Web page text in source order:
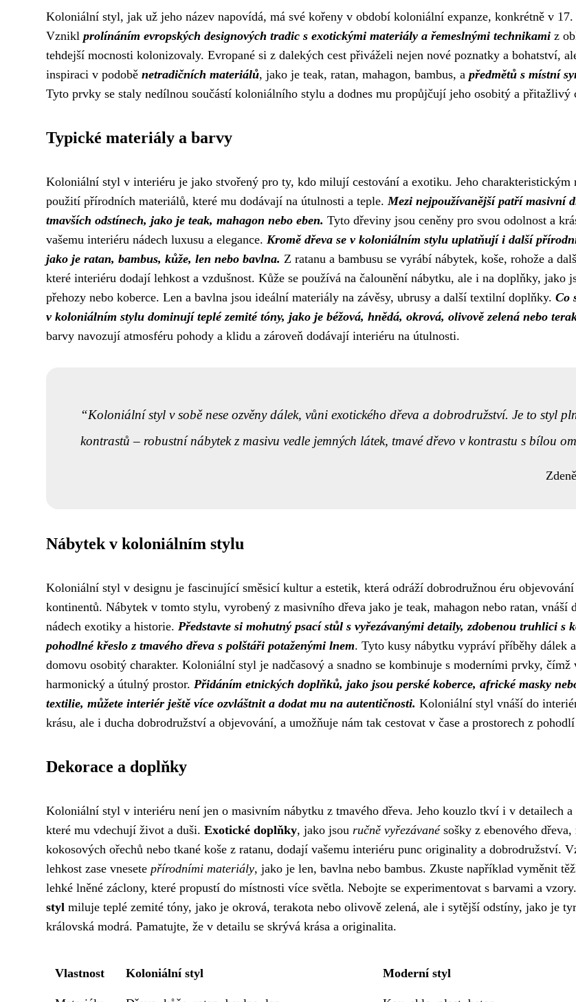
Koloniální styl, jak už jeho název napovídá, má své kořeny v období koloniální expanze, konkrétně v
Vznikl prolínáním evropských designových tradic s exotickými materiály a řemeslnými technikami z
tehdejší mocnosti kolonizovaly. Evropané si z dalekých cest přiváželi nejen nové poznatky a bohatství,
inspiraci v podobě netradičních materiálů, jako je teak, ratan, mahagon, bambus, a předmětů s místní
Tyto prvky se staly nedílnou součástí koloniálního stylu a dodnes mu propůjčují jeho osobitý a přitažlivý
Typické materiály a barvy
Koloniální styl v interiéru je jako stvořený pro ty, kdo milují cestování a exotiku. Jeho charakteristickým
použití přírodních materiálů, které mu dodávají na útulnosti a teple.Mezi nejpoužívanější patří masivní
tmavších odstínech, jako je teak, mahagon nebo eben. Tyto dřeviny jsou ceněny pro svou odolnost a
vašemu interiéru nádech luxusu a elegance. Kromě dřeva se v koloniálním stylu uplatňují i další
jako je ratan, bambus, kůže, len nebo bavlna. Z ratanu a bambusu se vyrábí nábytek, koše, rohože a
které interiéru dodají lehkost a vzdušnost. Kůže se používá na čalounění nábytku, ale i na doplňky, jako
přehozy nebo koberce. Len a bavlna jsou ideální materiály na závěsy, ubrusy a další textilní doplňky. Co
v koloniálním stylu dominují teplé zemité tóny, jako je béžová, hnědá, okrová, olivově zelená nebo
barvy navozují atmosféru pohody a klidu a zároveň dodávají interiéru na útulnosti.
Koloniální styl v sobě nese ozvěny dálek, vůni exotického dřeva a dobrodružství. Je to styl
kontrastů – robustní nábytek z masivu vedle jemných látek, tmavé dřevo v kontrastu s bílou
Nábytek v koloniálním stylu
Koloniální styl v designu je fascinující směsicí kultur a estetik, která odráží dobrodružnou éru
kontinentů. Nábytek v tomto stylu, vyrobený z masivního dřeva jako je teak, mahagon nebo ratan, vnáší
nádech exotiky a historie. Představte si mohutný psací stůl s vyřezávanými detaily, zdobenou truhlici s
pohodlné křeslo z tmavého dřeva s polštáři potaženými lnem. Tyto kusy nábytku vypráví příběhy dálek
domovu osobitý charakter. Koloniální styl je nadčasový a snadno se kombinuje s moderními prvky, čímž
harmonický a útulný prostor. Přidáním etnických doplňků, jako jsou perské koberce, africké masky
textilie, můžete interiér ještě více ozvláštnit a dodat mu na autentičnosti. Koloniální styl vnáší do
krásu, ale i ducha dobrodružství a objevování, a umožňuje nám tak cestovat v čase a prostorech z
Dekorace a doplňky
Koloniální styl v interiéru není jen o masivním nábytku z tmavého dřeva. Jeho kouzlo tkví i v detailech a
které mu vdechují život a duši. Exotické doplňky, jako jsou ručně vyřezávanésošky z ebenového
kokosových ořechů nebo tkané koše z ratanu, dodají vašemu interiéru punc originality a dobrodružství.
lehkost zase vnesete přírodními materiály, jako je len, bavlna nebo bambus. Zkuste například vyměnit
lehké lněné záclony, které propustí do místnosti více světla. Nebojte se experimentovat s barvami a vzory.
styl miluje teplé zemité tóny, jako je okrová, terakota nebo olivově zelená, ale i sytější odstíny, jako je
královská modrá. Pamatujte, že v detailu se skrývá krása a originalita.
Vlastnost Koloniální styl Moderní styl